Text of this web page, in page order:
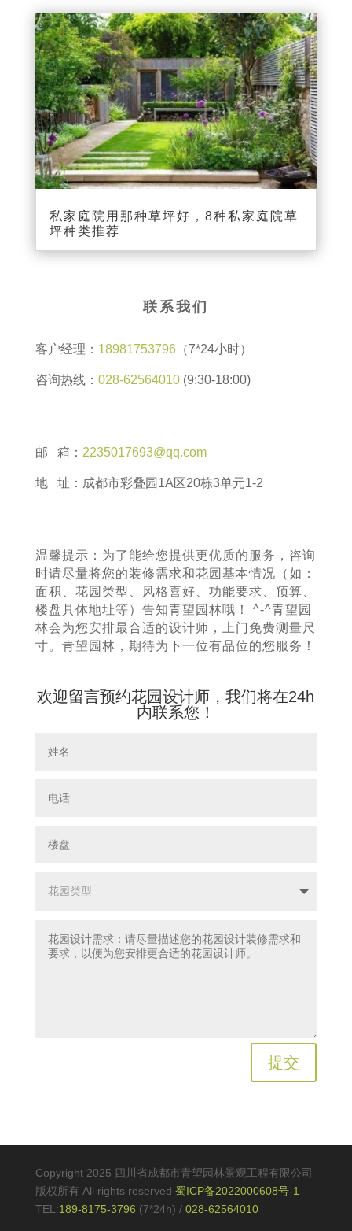
私家庭院用那种草坪好，8种私家庭院草
坪种类推荐
联系我们
客户经理： 18981753796（7*24小时）
咨询热线： 028-62564010(9:30-18:00)
邮 箱： 2235017693@qq.com
地 址：成都市彩叠园1A区20栋3单元1-2
温馨提示：为了能给您提供更优质的服务，咨询
时请尽量将您的装修需求和花园基本情况（如：
面积、花园类型、风格喜好、功能要求、预算、
楼盘具体地址等）告知青望园林哦！ ^-^青望园
林会为您安排最合适的设计师，上门免费测量尺
寸。青望园林，期待为下一位有品位的您服务！
欢迎留言预约花园设计师，我们将在24h
内联系您！
提交
Copyright 2025 四川省成都市青望园林景观工程有限公司
版权所有 All rights reserved 蜀ICP备2022000608号-1
TEL:189-8175-3796 (7*24h) / 028-62564010